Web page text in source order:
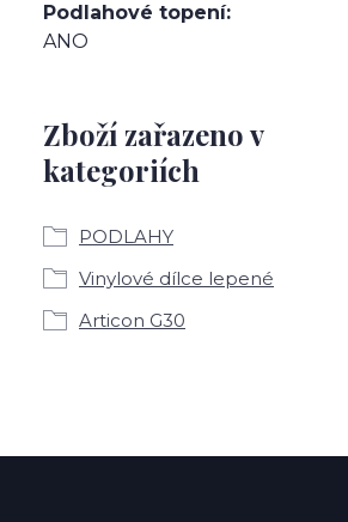
Podlahové topení
ANO
Zboží zařazeno v
kategoriích
PODLAHY
Vinylové dílce lepené
Articon G30